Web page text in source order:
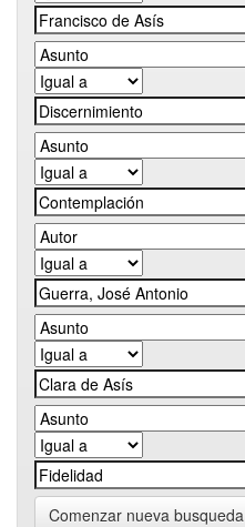
Comenzar nueva busqueda